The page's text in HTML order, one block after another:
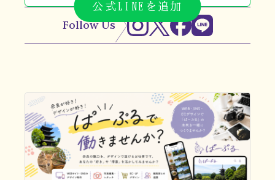
公式LINEを追加
Follow Us